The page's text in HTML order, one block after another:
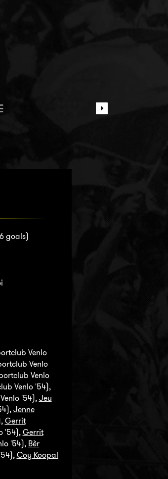
goals)
Venlo
Venlo
Venlo
Venlo '54),
'54), Jeu
Jenne
Gerrit
'54), Gerrit
'54), Bèr
Coy Koopal